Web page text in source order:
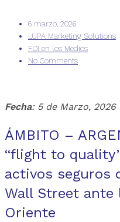
6 marzo, 2026
LUPA Marketing Solutions
FDI en los Medios
No Comments
Fecha: 5 de Marzo, 2026
ÁMBITO –
“flight to
activos seguros
Wall Street ante
Oriente